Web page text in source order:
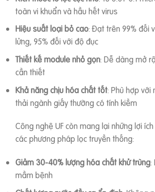
toàn vi khuẩn và hầu hết virus
Hiệu suất loại bỏ cao: Đạt trên 99% đối
lửng, 95% đối với độ đục
Thiết kế module nhỏ gọn: Dễ dàng mở
cần thiết
Khả năng chịu hóa chất tốt: Phù hợp với
thải ngành giấy thường có tính kiềm
Công nghệ UF còn mang lại những lợi
các phương pháp lọc truyền thống:
Giảm 30-40% lượng hóa chất khử trùng:
mầm bệnh